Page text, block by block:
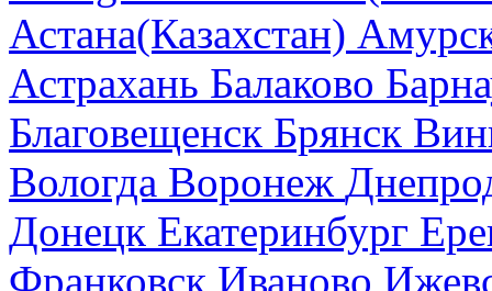
Астана(Казахстан)
Астрахань Балаково
Благовещенск Брянск
Вологда Воронеж
Донецк Екатеринбург
Франковск Иваново